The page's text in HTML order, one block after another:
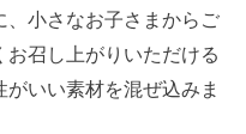
、小さなお子さまからご
召し上がりいただける
いい素材を混ぜ込みま